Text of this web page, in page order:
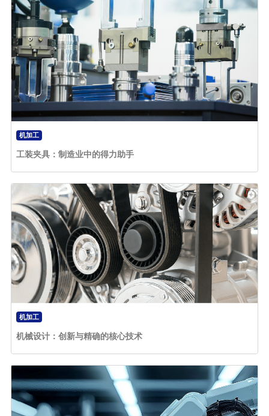
机加工
工装夹具：制造业中的得力助手
机加工
机械设计：创新与精确的核心技术